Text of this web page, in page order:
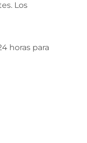
Los
horas para